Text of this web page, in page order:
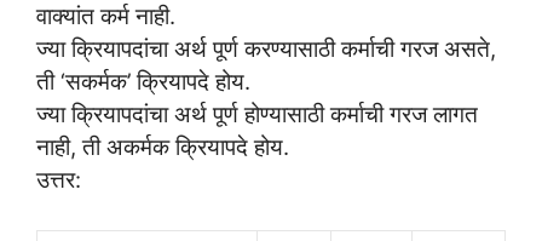
वाक्यांत कर्म नाही.
ज्या क्रियापदांचा अर्थ पूर्ण करण्यासाठी कर्माची गरज असते,
ती ‘सकर्मक’ क्रियापदे होय.
ज्या क्रियापदांचा अर्थ पूर्ण होण्यासाठी कर्माची गरज लागत
नाही, ती अकर्मक क्रियापदे होय.
उत्तर: